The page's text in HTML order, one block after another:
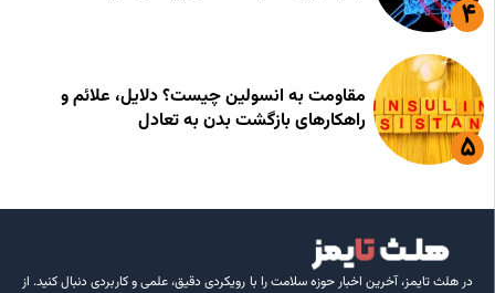
مقاومت به انسولین چیست؟ دلایل، علائم و
راهکارهای بازگشت بدن به تعادل
در هلث تایمز، آخرین اخبار حوزه سلامت را با رویکردی دقیق، علمی و کاربردی دنبال کنید. از